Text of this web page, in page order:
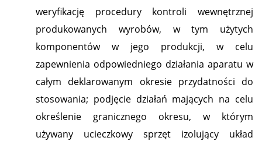
weryfikację procedury kontroli wewnętrznej
produkowanych wyrobów, w tym użytych
komponentów w jego produkcji, w celu
zapewnienia odpowiedniego działania aparatu w
całym deklarowanym okresie przydatności do
stosowania; podjęcie działań mających na celu
określenie granicznego okresu, w którym
używany ucieczkowy sprzęt izolujący układ